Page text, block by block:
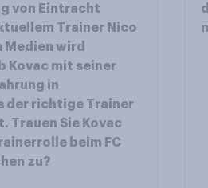
von Eintracht
Trainer Nico
Medien wird
Kovac mit seiner
in
der richtige Trainer
Trauen Sie Kovac
beim FC
zu?